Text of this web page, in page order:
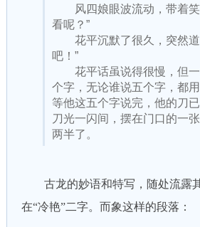
风四娘眼波流动，带着笑
看呢？”
花平沉默了很久，突然道
吧！”
花平话虽说得很慢，但一
个字，无论谁说五个字，都
等他这五个字说完，他的刀
刀光一闪间，摆在门口的一
两半了。
古龙的妙语和特写，随处流露
在“冷艳”二字。而象这样的段落：